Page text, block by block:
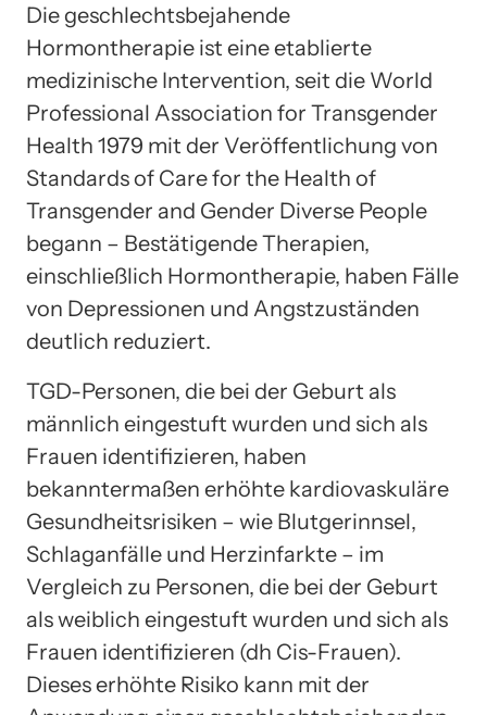
Die geschlechtsbejahende
Hormontherapie ist eine etablierte
medizinische Intervention, seit die World
Professional Association for Transgender
Health 1979 mit der Veröffentlichung von
Standards of Care for the Health of
Transgender and Gender Diverse People
begann – Bestätigende Therapien,
einschließlich Hormontherapie, haben Fälle
von Depressionen und Angstzuständen
deutlich reduziert.
TGD-Personen, die bei der Geburt als
männlich eingestuft wurden und sich als
Frauen identifizieren, haben
bekanntermaßen erhöhte kardiovaskuläre
Gesundheitsrisiken – wie Blutgerinnsel,
Schlaganfälle und Herzinfarkte – im
Vergleich zu Personen, die bei der Geburt
als weiblich eingestuft wurden und sich als
Frauen identifizieren (dh Cis-Frauen).
Dieses erhöhte Risiko kann mit der